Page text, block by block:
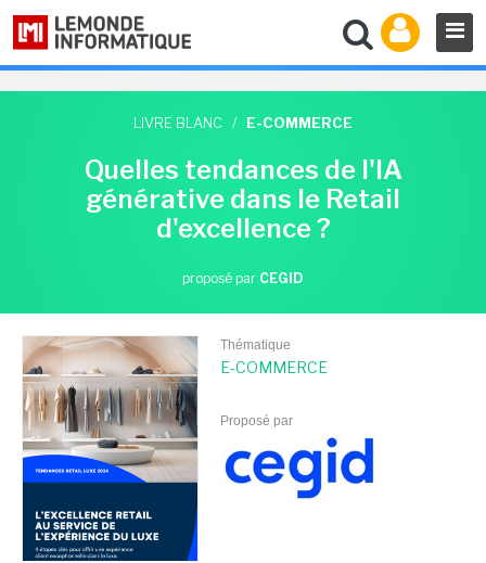
LIVRE BLANC / E-COMMERCE
Quelles tendances de l'IA
générative dans le Retail
d'excellence ?
proposé par CEGID
Thématique
E-COMMERCE
Proposé par